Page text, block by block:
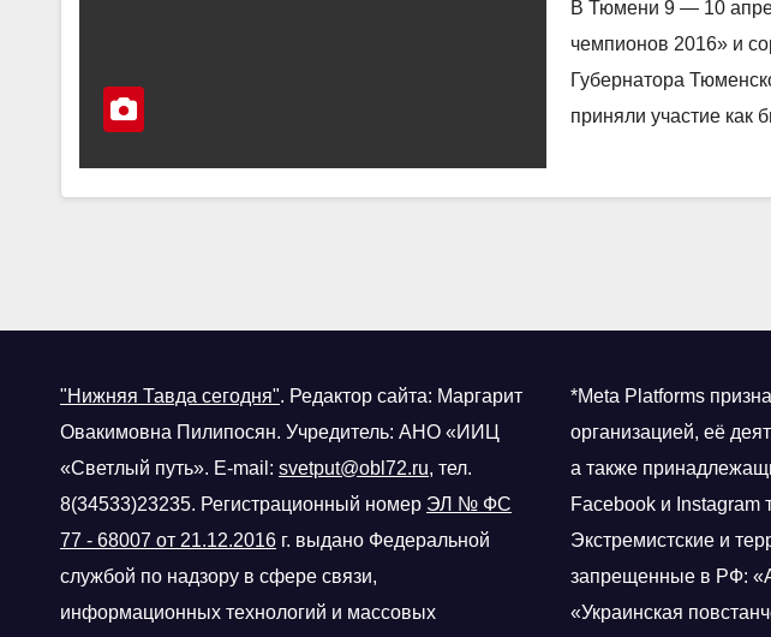
В Тюмени 9 — 10
чемпионов 2016» и
Губернатора
приняли участие как
"Нижняя Тавда сегодня". Редактор сайта: Маргарит
Овакимовна Пилипосян. Учредитель: АНО «ИИЦ
«Светлый путь». E-mail: svetput@obl72.ru, тел.
8(34533)23235. Регистрационный номер ЭЛ № ФС
77 - 68007 от 21.12.2016 г. выдано Федеральной
службой по надзору в сфере связи,
информационных технологий и массовых
*Meta Platforms
организацией, её
а также
Facebook и Instagram
Экстремистские и
запрещенные в РФ:
«Украинская